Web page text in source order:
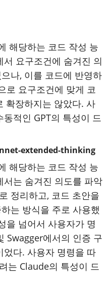
해당하는 코드 작성 능
요구조건에 숨겨진 의
나, 이를 코드에 반영하
로 요구조건에 맞게 코
확장하지는 않았다. 사
적인 GPT의 특성이 드
extended-thinking
해당하는 코드 작성 능
서는 숨겨진 의도를 파악
정리하고, 코드 초안을
는 방식을 주로 사용했
을 넘어서 사용자가 명
Swagger에서의 인증 구
었다. 사용자 명령을 따
는 Claude의 특성이 드